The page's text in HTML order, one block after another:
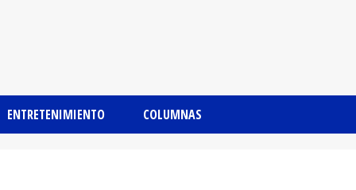
ENTRETENIMIENTO COLUMNAS